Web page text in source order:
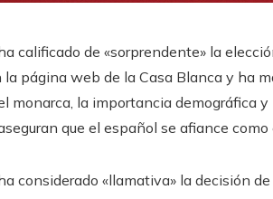
calificado de «sorprendente» la
página web de la Casa Blanca y ha
monarca, la importancia
que el español se afiance
considerado «llamativa» la decisión